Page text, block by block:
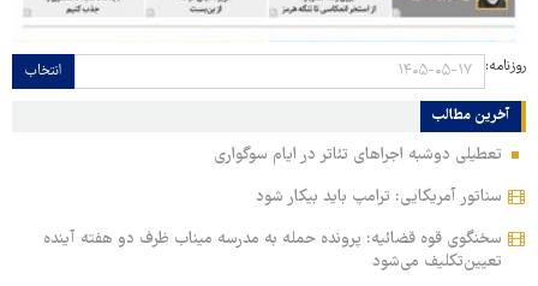
روزنامه: انتخاب
آخرین مطالب
تعطیلی دوشبه اجراهای تئاتر در ایام سوگواری
سناتور آمریکایی: ترامپ باید بیکار شود
سخنگوی قوه قضائیه: پرونده حمله به مدرسه میناب ظرف دو هفته آینده
تعیین‌تکلیف می‌شود